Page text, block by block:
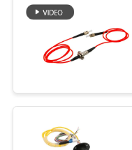
KONTROL
KUALITAS
KAMI
Cincin